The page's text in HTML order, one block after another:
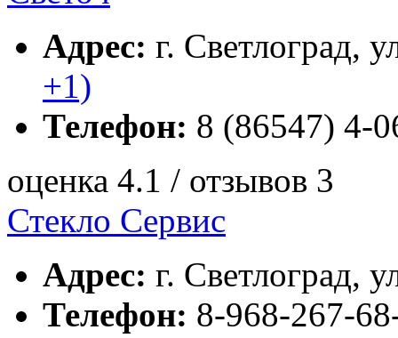
Адрес: г. Светлоград,
+1)
Телефон: 8 (86547) 4-
оценка 4.1 / отзывов 3
Стекло Сервис
Адрес: г. Светлоград,
Телефон: 8-968-267-